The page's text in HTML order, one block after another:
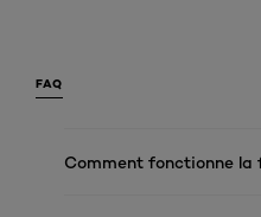
FAQ
Comment fonctionne la